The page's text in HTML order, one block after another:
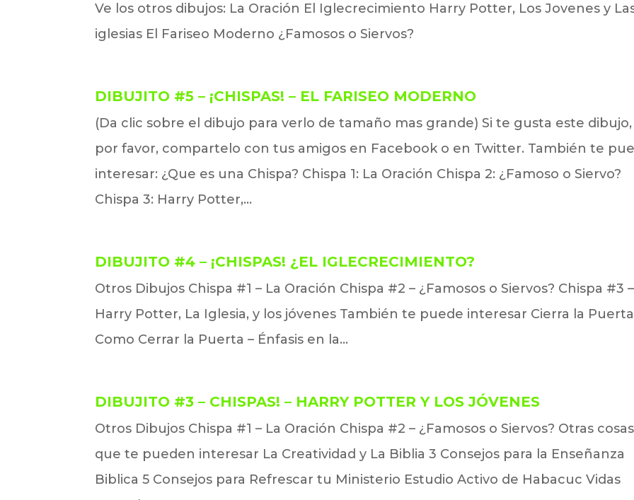
Ve los otros dibujos: La Oración El Iglecrecimiento Harry Potter, Los Jovenes y
iglesias El Fariseo Moderno ¿Famosos o Siervos?
DIBUJITO #5 – ¡CHISPAS! – EL FARISEO MODERNO
(Da clic sobre el dibujo para verlo de tamaño mas grande) Si te gusta este dibujo,
por favor, compartelo con tus amigos en Facebook o en Twitter. También te
interesar: ¿Que es una Chispa? Chispa 1: La Oración Chispa 2: ¿Famoso o Siervo?
Chispa 3: Harry Potter,...
DIBUJITO #4 – ¡CHISPAS! ¿EL IGLECRECIMIENTO?
Otros Dibujos Chispa #1 – La Oración Chispa #2 – ¿Famosos o Siervos? Chispa #3 –
Harry Potter, La Iglesia, y los jóvenes También te puede interesar Cierra la Puerta
Como Cerrar la Puerta – Énfasis en la...
DIBUJITO #3 – CHISPAS! – HARRY POTTER Y LOS JÓVENES
Otros Dibujos Chispa #1 – La Oración Chispa #2 – ¿Famosos o Siervos? Otras cosas
que te pueden interesar La Creatividad y La Biblia 3 Consejos para la Enseñanza
Biblica 5 Consejos para Refrescar tu Ministerio Estudio Activo de Habacuc Vidas